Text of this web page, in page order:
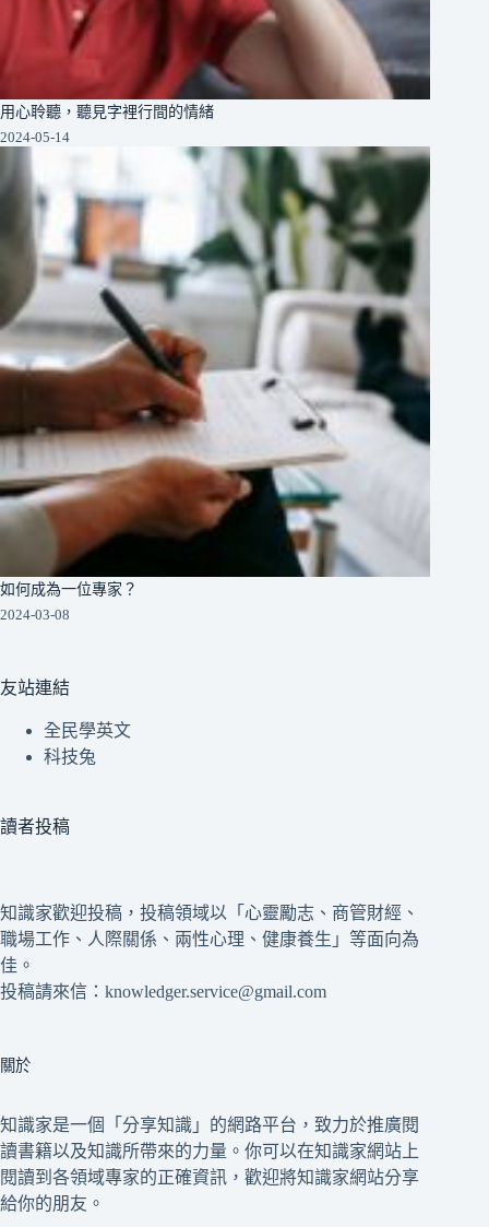
用心聆聽，聽見字裡行間的情緒
2024-05-14
如何成為一位專家？
2024-03-08
友站連結
全民學英文
科技兔
讀者投稿
知識家歡迎投稿，投稿領域以「心靈勵志、商管財經、
職場工作、人際關係、兩性心理、健康養生」等面向為
佳。
投稿請來信：knowledger.service@gmail.com
關於
知識家是一個「分享知識」的網路平台，致力於推廣閱
讀書籍以及知識所帶來的力量。你可以在知識家網站上
閱讀到各領域專家的正確資訊，歡迎將知識家網站分享
給你的朋友。